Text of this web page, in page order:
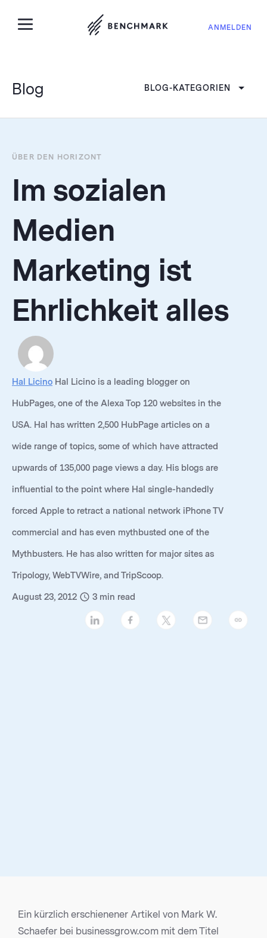
ANMELDEN
Blog BLOG-KATEGORIEN
ÜBER DEN HORIZONT
Im sozialen
Medien
Marketing ist
Ehrlichkeit alles
Hal Licino Hal Licino is a leading blogger on
HubPages, one of the Alexa Top 120 websites in the
USA. Hal has written 2,500 HubPage articles on a
wide range of topics, some of which have attracted
upwards of 135,000 page views a day. His blogs are
influential to the point where Hal single-handedly
forced Apple to retract a national network iPhone TV
commercial and has even mythbusted one of the
Mythbusters. He has also written for major sites as
Tripology, WebTVWire, and TripScoop.
August 23, 2012 3 min read
Ein kürzlich erschienener Artikel von Mark W.
Schaefer bei businessgrow.com mit dem Titel